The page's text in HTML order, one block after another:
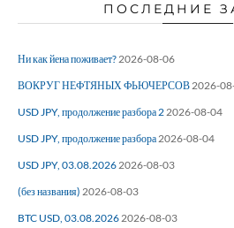
ПОСЛЕДНИЕ
Ни как йена поживает?2026-08-06
ВОКРУГ НЕФТЯНЫХ ФЬЮЧЕРСОВ2026-
USD JPY, продолжение разбора 22026-08-04
USD JPY, продолжение разбора2026-08-04
USD JPY, 03.08.20262026-08-03
(без названия) 2026-08-03
BTC USD, 03.08.20262026-08-03